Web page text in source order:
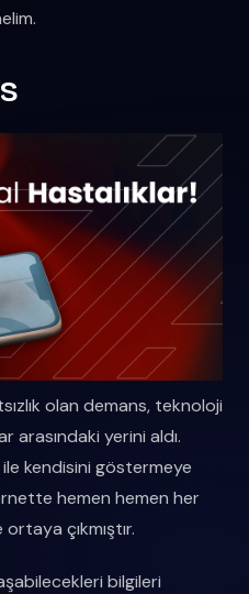
olan demans, teknoloji
arasındaki yerini aldı.
ile kendisini göstermeye
hemen hemen her
çıkmıştır.
bilgileri